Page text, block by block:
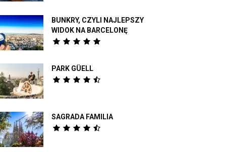
BUNKRY, CZYLI NAJLEPSZY
WIDOK NA BARCELONĘ
PARK GÜELL
SAGRADA FAMILIA